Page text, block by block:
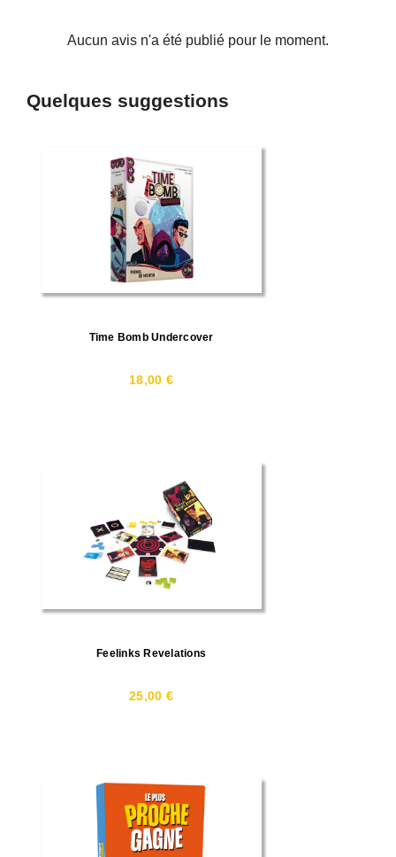
Aucun avis n'a été publié pour le moment.
Quelques suggestions
Time Bomb Undercover
18,00 €
Feelinks Revelations
25,00 €